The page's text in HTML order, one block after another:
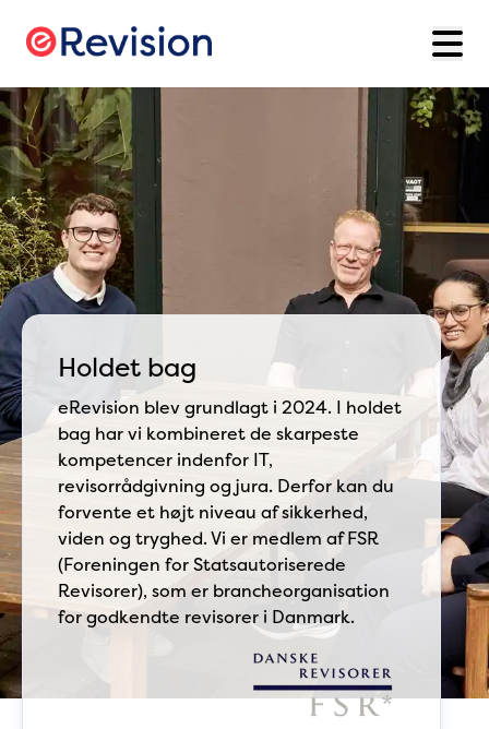
Holdet bag
eRevision blev grundlagt i 2024. I holdet
bag har vi kombineret de skarpeste
kompetencer indenfor IT,
revisorrådgivning og jura. Derfor kan du
forvente et højt niveau af sikkerhed,
viden og tryghed. Vi er medlem af FSR
(Foreningen for Statsautoriserede
Revisorer), som er brancheorganisation
for godkendte revisorer i Danmark.